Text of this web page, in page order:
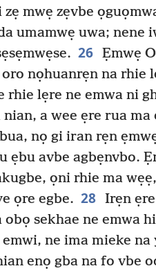
zẹ mwẹ zẹvbe
umamwẹ uwa; nene
26 Ẹmwẹ
nọhuanrẹn na rhie
rhie lẹre ne emwa ni
a wee ẹre rua
nọ gi iran rẹn
ẹbu avbe agbẹnvbo.
ọni rhie ma
ọre egbe. 28 Irẹn
sekhae ne emwa
ne ima mieke na
enọ gba na fo vbe